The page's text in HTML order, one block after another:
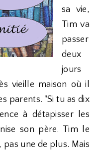
sa vie,
Tim va
passer
deux
jours
vieille maison où il
parents. "Si tu as dix
à détapisser les
son père. Tim le
une de plus. Mais